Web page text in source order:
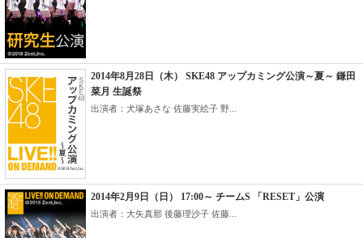
2014年8月28日（木） SKE48 アップカミング公演～夏～ 鎌田
菜月 生誕祭
出演者：犬塚あさな 佐藤実絵子 野...
2014年2月9日（日） 17:00～ チームS 「RESET」公演
出演者：大矢真那 後藤理沙子 佐藤...